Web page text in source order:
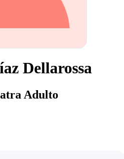
Dellarossa
Adulto